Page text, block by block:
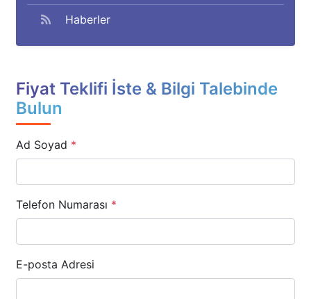
Haberler
Fiyat Teklifi İste & Bilgi Talebinde
Bulun
Ad Soyad *
Telefon Numarası *
E-posta Adresi